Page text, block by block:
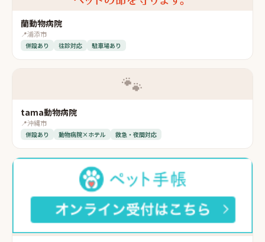
蘭動物病院
📍浦添市
併設あり 往診対応 駐車場あり
🐾
tama動物病院
📍沖縄市
併設あり 動物病院×ホテル 救急・夜間対応